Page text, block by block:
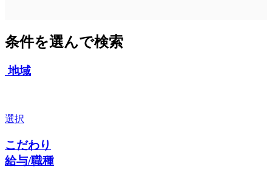
条件を選んで検索
地域
選択
こだわり
給与/職種